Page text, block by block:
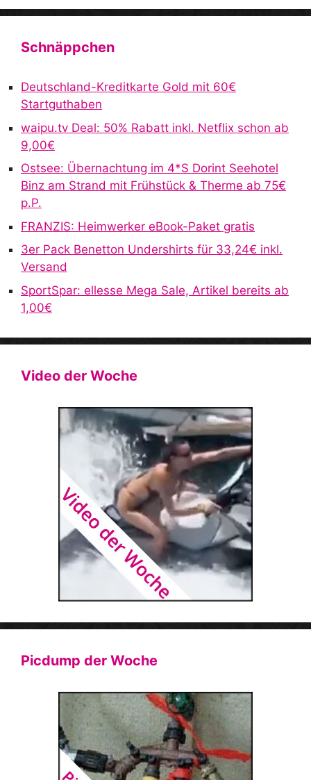
A
n
t
Schnäppchen
Deutschland-Kreditkarte Gold mit 60€
Startguthaben
waipu.tv Deal: 50% Rabatt inkl. Netflix schon ab
9,00€
Ostsee: Übernachtung im 4*S Dorint Seehotel
Binz am Strand mit Frühstück & Therme ab 75€
p.P.
FRANZIS: Heimwerker eBook-Paket gratis
3er Pack Benetton Undershirts für 33,24€ inkl.
Versand
SportSpar: ellesse Mega Sale, Artikel bereits ab
1,00€
Video der Woche
Picdump der Woche